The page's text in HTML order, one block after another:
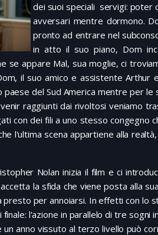
dei suoi speciali servigi: poter
avversari mentre dormono.
pronto ad entrare nel
in atto il suo piano, Dom
se appare Mal, sua moglie, ci
il suo amico e assistente
del Sud America mentre per
raggiunti dai rivoltosi veniamo
con dei fili a uno stesso congegno
l'ultima scena appartiene alla
Nolan inizia il film e ci
la sfida che viene posta alla
presto per annoiarsi. In effetti con lo
l'azione in parallelo di tre sogni
anno vissuto al terzo livello può